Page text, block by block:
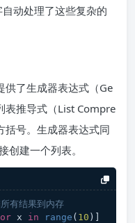
自动处理了这些复杂的
了生成器表达式（Ge
表推导式（List Compre
括号。生成器表达式同
创建一个列表。
有结果到内存
x in range ( 10 )]